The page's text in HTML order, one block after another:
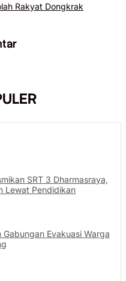
Rakyat Dongkrak
SRT 3 Dharmasraya,
Lewat Pendidikan
Gabungan Evakuasi Warga